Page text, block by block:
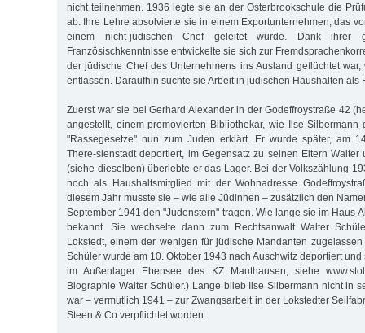
nicht teilnehmen. 1936 legte sie an der Osterbrookschule die
ab. Ihre Lehre absolvierte sie in einem Exportunternehmen, das
einem nicht-jüdischen Chef geleitet wurde. Dank ihrer
Französischkenntnisse entwickelte sie sich zur
der jüdische Chef des Unternehmens ins Ausland geflüchtet
entlassen. Daraufhin suchte sie Arbeit in jüdischen Haushalten als
Zuerst war sie bei Gerhard Alexander in der Godeffroystraße 42
angestellt, einem promovierten Bibliothekar, wie Ilse Silbermann
"Rassegesetze" nun zum Juden erklärt. Er wurde später, am
There-sienstadt deportiert, im Gegensatz zu seinen Eltern Walter
(siehe dieselben) überlebte er das Lager. Bei der Volkszählung
noch als Haushaltsmitglied mit der Wohnadresse
diesem Jahr musste sie – wie alle Jüdinnen – zusätzlich den
September 1941 den "Judenstern" tragen. Wie lange sie im Haus
bekannt. Sie wechselte dann zum Rechtsanwalt Walter
Lokstedt, einem der wenigen für jüdische Mandanten
Schüler wurde am 10. Oktober 1943 nach Auschwitz deportiert
im Außenlager Ebensee des KZ Mauthausen, siehe
Biographie Walter Schüler.) Lange blieb Ilse Silbermann nicht in
war – vermutlich 1941 – zur Zwangsarbeit in der Lokstedter
Steen & Co verpflichtet worden.